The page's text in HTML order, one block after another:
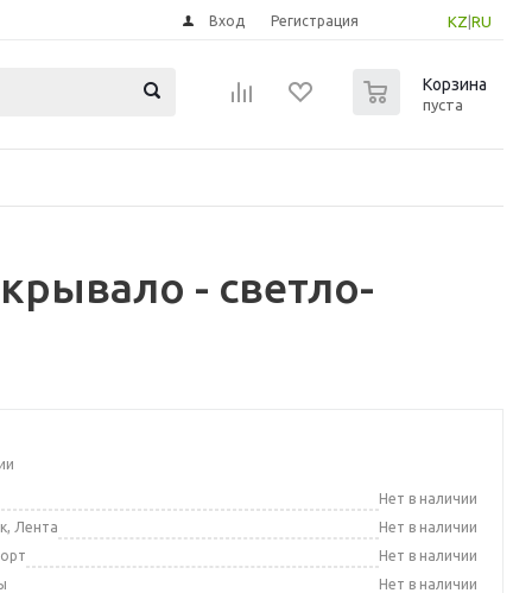
KZ RU
Вход Регистрация
Корзина
пуста
- светло-
Нет в наличии
Лента
Нет в наличии
Нет в наличии
Нет в наличии